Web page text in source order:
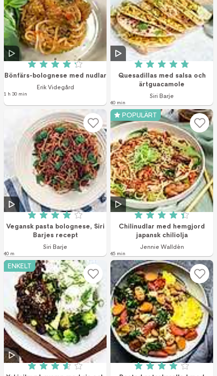
Betyg: 4.2 av 5 (5 röster)
Bönfärs-bolognese med nudlar
Erik Videgård
1 h 30 min
Betyg: 4.9 av 5
Quesadillas med salsa och
ärtguacamole
Siri Barje
40 min
Betyg: 4 av 5 (154 röster)
Vegansk pasta bolognese, Siri
Barjes recept
Siri Barje
40 m
POPULÄRT
Betyg: 4.4 av 5
Chilinudlar med hemgjord
japansk chiliolja
Jennie Walldén
45 min
ENKELT
Betyg: 3.6 av 5 (130 röster) Betyg: 4 av 5 (1